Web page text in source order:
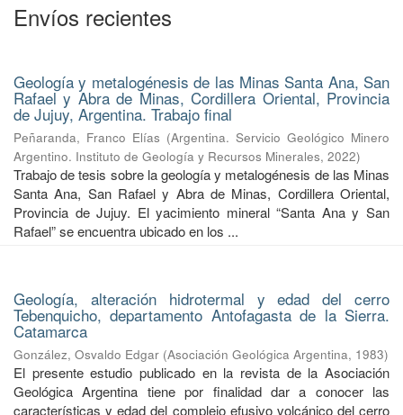
Envíos recientes
Geología y metalogénesis de las Minas Santa Ana, San
Rafael y Abra de Minas, Cordillera Oriental, Provincia
de Jujuy, Argentina. Trabajo final
Peñaranda, Franco Elías (Argentina. Servicio Geológico Minero
Argentino. Instituto de Geología y Recursos Minerales, 2022)
Trabajo de tesis sobre la geología y metalogénesis de las Minas
Santa Ana, San Rafael y Abra de Minas, Cordillera Oriental,
Provincia de Jujuy. El yacimiento mineral “Santa Ana y San
Rafael” se encuentra ubicado en los ...
Geología, alteración hidrotermal y edad del cerro
Tebenquicho, departamento Antofagasta de la Sierra.
Catamarca
González, Osvaldo Edgar (Asociación Geológica Argentina, 1983)
El presente estudio publicado en la revista de la Asociación
Geológica Argentina tiene por finalidad dar a conocer las
características y edad del complejo efusivo volcánico del cerro